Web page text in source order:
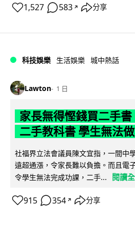
1,527 583 ↗ 分享
科技娛樂 生活娛樂 城中熱話
Lawton 1 日
家長無得慳錢買二手
二手教科書 學生無法
社福界立法會議員陳文宜指，一間中
遠超通漲，令家長難以負擔。而且電
令學生無法完成功課，二手...
閱讀
915 354 ↗ 分享